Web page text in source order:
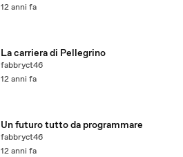
12 anni fa
La carriera di Pellegrino
fabbryct46
12 anni fa
Un futuro tutto da programmare
fabbryct46
12 anni fa